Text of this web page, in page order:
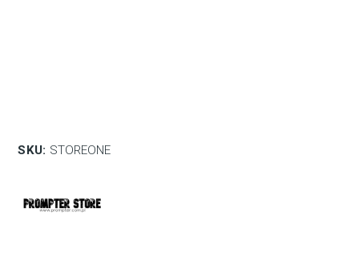
SKU: STOREONE